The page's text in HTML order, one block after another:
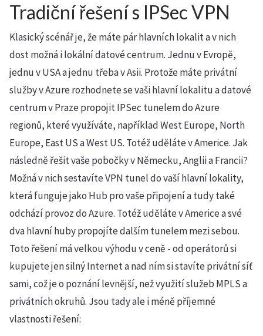
Tradiční řešení s IPSec VPN
Klasický scénář je, že máte pár hlavních lokalit a v nich
dost možná i lokální datové centrum. Jednu v Evropě,
jednu v USA a jednu třeba v Asii. Protože máte privátní
služby v Azure rozhodnete se vaši hlavní lokalitu a datové
centrum v Praze propojit IPSec tunelem do Azure
regionů, které využíváte, například West Europe, North
Europe, East US a West US. Totéž uděláte v Americe. Jak
následně řešit vaše pobočky v Německu, Anglii a Francii?
Možná v nich sestavíte VPN tunel do vaší hlavní lokality,
která funguje jako Hub pro vaše připojení a tudy také
odchází provoz do Azure. Totéž uděláte v Americe a své
dva hlavní huby propojíte dalším tunelem mezi sebou.
Toto řešení má velkou výhodu v ceně - od operátorů si
kupujete jen silný Internet a nad ním si stavíte privátní síť
sami, což je o poznání levnější, než využití služeb MPLS a
privátních okruhů. Jsou tady ale i méně příjemné
vlastnosti řešení: